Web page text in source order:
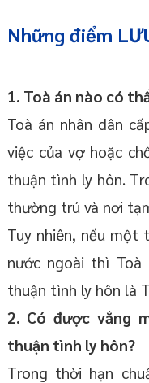
Những điểm
1. Toà án nào có
Toà án nhân dân
việc của vợ hoặc
thuận tình ly hôn.
thường trú và nơi
Tuy nhiên, nếu một
nước ngoài thì Toà
thuận tình ly hôn là
2. Có được vắng
thuận tình ly hôn?
Trong thời hạn